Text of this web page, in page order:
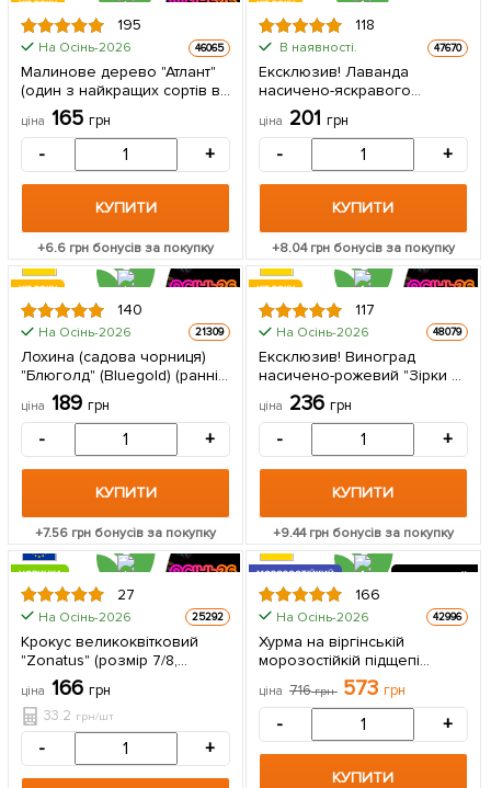
ХІТ РОКУ
195
На Осінь-2026 46065
Малинове дерево "Атлант"
(один з найкращих сортів в
світі!) 1 шт в упаковці
ціна 165грн
- +
КУПИТИ
+6.6 грн бонусів за покупку
ХІТ РОКУ
118
В наявності. 47670
Ексклюзив! Лаванда
насичено-яскравого
фіолетового кольору
"Матильда" (Matilda)
вічнозелений,
морозостійкий сорт) 1
саджанець в упаковці
ціна 201 грн
- +
КУПИТИ
+8.04грн бонусів за покупку
ХІТ РОКУ
140
На Осінь-2026 21309
Лохина (садова чорниця)
"Блюголд" (Bluegold) (ранній
термін дозрівання,
зимостійкий і стійкий до
упаковці
ціна 189грн
- +
КУПИТИ
+7.56 грн бонусів за покупку
ХІТ РОКУ
117
На Осінь-2026 48079
Ексклюзив! Виноград
насичено-рожевий "Зірки в
шоці" (преміальний сорт,
морозостійкий кишмиш,
дуже солодкий) 1
саджанець в упаковці
ціна 236 грн
- +
КУПИТИ
+9.44грн бонусів за покупку
ЦІНА ЗА
5шт
НОВИНКА
27
На Осінь-2026 25292
Крокус великоквітковий
"Zonatus" (розмір 7/8,
ціна 166грн
33.2 грн/шт
- +
2Х РІЧНИЙ
20
МОРОЗОСТІЙКИЙ
НА ПІДЩЕПІ
166
На Осінь-2026 42996
Хурма на віргінській
морозостійкій підщепі
"Божий дар" вищий сорт! 2-
річний саджанець в
ціна 716грн 573 грн
- +
КУПИТИ